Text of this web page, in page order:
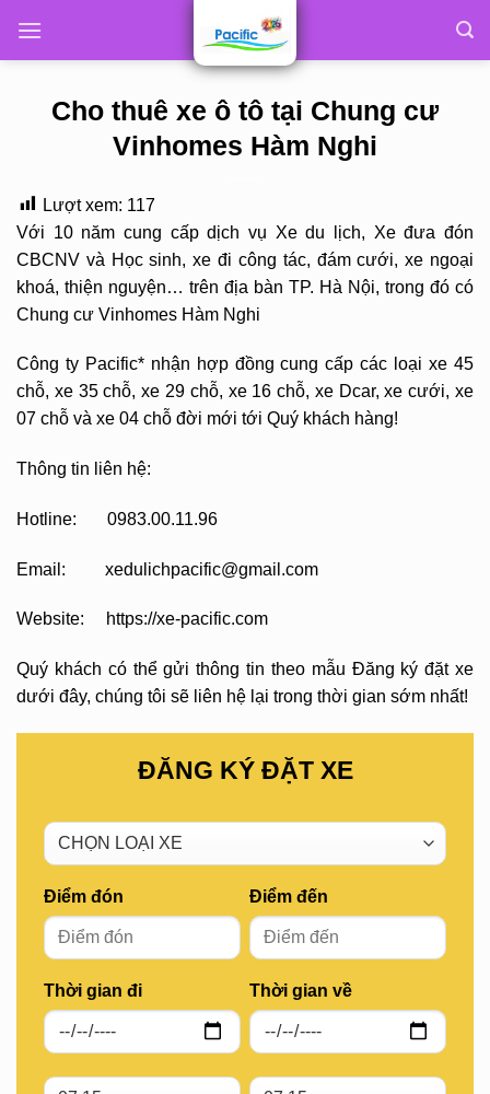
Cho thuê xe ô tô tại Chung cư
Vinhomes Hàm Nghi
Lượt xem: 117
Với 10 năm cung cấp dịch vụ Xe du lịch, Xe đưa đón
CBCNV và Học sinh, xe đi công tác, đám cưới, xe ngoại
khoá, thiện nguyện… trên địa bàn TP. Hà Nội, trong đó có
Chung cư Vinhomes Hàm Nghi
Công ty Pacific* nhận hợp đồng cung cấp các loại xe 45
chỗ, xe 35 chỗ, xe 29 chỗ, xe 16 chỗ, xe Dcar, xe cưới, xe
07 chỗ và xe 04 chỗ đời mới tới Quý khách hàng!
Thông tin liên hệ:
Hotline: 0983.00.11.96
Email: xedulichpacific@gmail.com
Website: https://xe-pacific.com
Quý khách có thể gửi thông tin theo mẫu Đăng ký đặt xe
dưới đây, chúng tôi sẽ liên hệ lại trong thời gian sớm nhất!
ĐĂNG KÝ ĐẶT XE
Điểm đón
Thời gian đi
Điểm đến
Thời gian về